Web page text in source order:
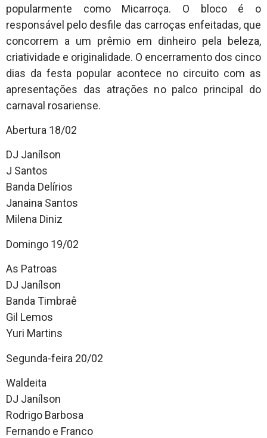
popularmente como Micarroça. O bloco é o
responsável pelo desfile das carroças enfeitadas, que
concorrem a um prêmio em dinheiro pela beleza,
criatividade e originalidade. O encerramento dos cinco
dias da festa popular acontece no circuito com as
apresentações das atrações no palco principal do
carnaval rosariense.
Abertura 18/02
DJ Janílson
J Santos
Banda Delírios
Janaina Santos
Milena Diniz
Domingo 19/02
As Patroas
DJ Janílson
Banda Timbraê
Gil Lemos
Yuri Martins
Segunda-feira 20/02
Waldeita
DJ Janílson
Rodrigo Barbosa
Fernando e Franco